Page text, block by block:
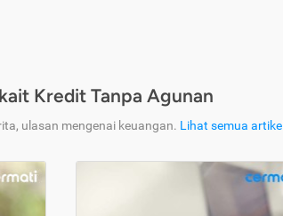
Kredit Tanpa Agunan
ulasan mengenai keuangan. Lihat semua artikel